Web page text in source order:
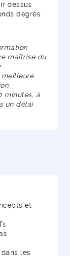
dessus
degrés
maîtrise du
minutes, à
un délai
:
et
les